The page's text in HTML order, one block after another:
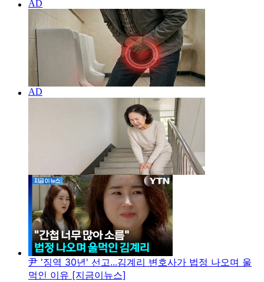
尹 '징역 30년' 선고...김계리 변호사가 법정 나오며 울
먹인 이유 [지금이뉴스]